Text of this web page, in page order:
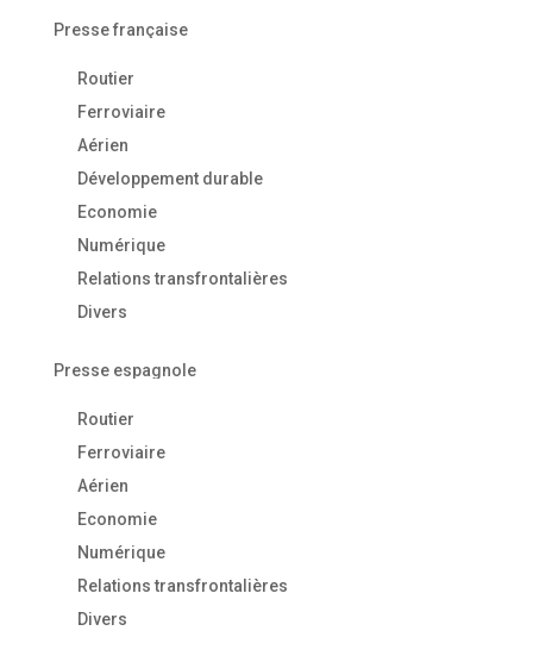
Presse française
Routier
Ferroviaire
Aérien
Développement durable
Economie
Numérique
Relations transfrontalières
Divers
Presse espagnole
Routier
Ferroviaire
Aérien
Economie
Numérique
Relations transfrontalières
Divers